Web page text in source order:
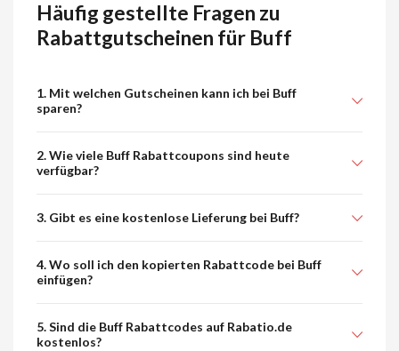
Häufig gestellte Fragen zu
Rabattgutscheinen für Buff
1. Mit welchen Gutscheinen kann ich bei Buff
sparen?
2. Wie viele Buff Rabattcoupons sind heute
verfügbar?
3. Gibt es eine kostenlose Lieferung bei Buff?
4. Wo soll ich den kopierten Rabattcode bei Buff
einfügen?
5. Sind die Buff Rabattcodes auf Rabatio.de
kostenlos?